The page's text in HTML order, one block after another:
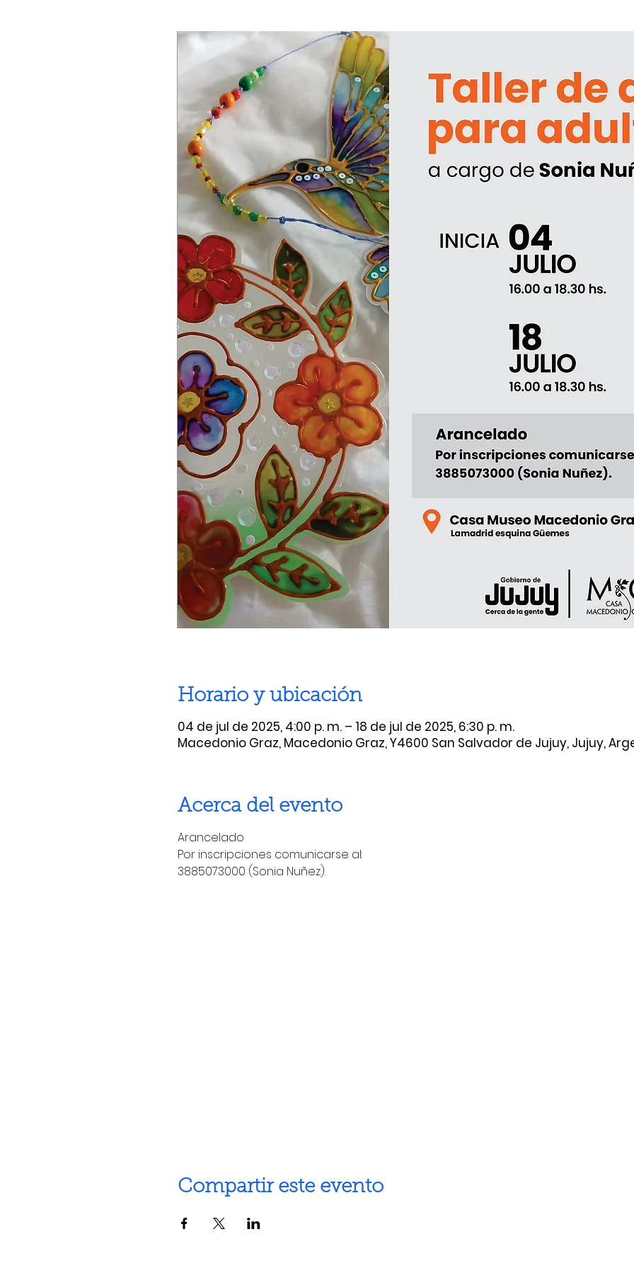
Horario y ubicación
04 de jul de 2025, 4:00 p. m. – 18 de jul de 2025, 6:30 p. m.
Macedonio Graz, Macedonio Graz, Y4600 San Salvador de Jujuy, Jujuy,
Acerca del evento
Arancelado
Por inscripciones comunicarse al:
3885073000 (Sonia Nuñez).
Compartir este evento